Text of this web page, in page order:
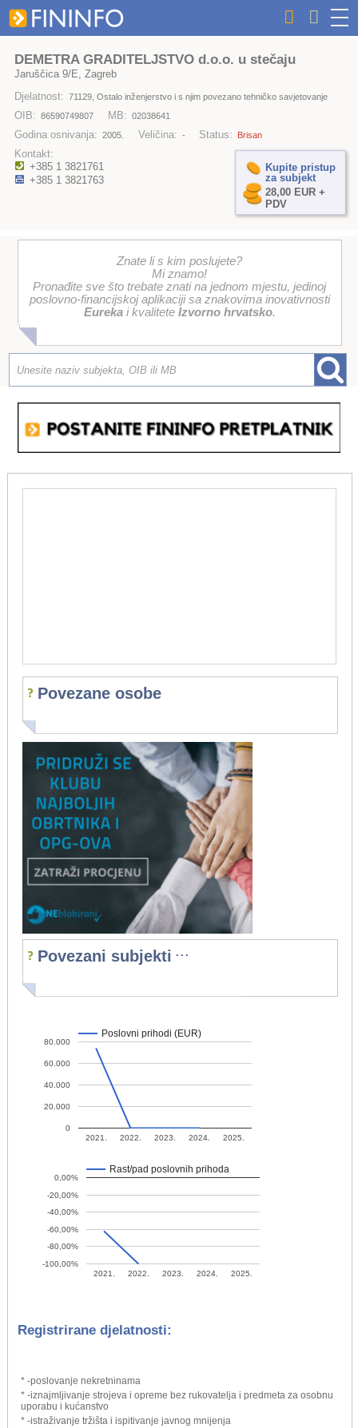
DEMETRA GRADITELJSTVO d.o.o. u stečaju
Jaruščica 9/E, Zagreb
Djelatnost: 71129, Ostalo inženjerstvo i s njim povezano tehničko savjetovanje
OIB: 86590749807 MB: 02038641
Godina osnivanja: 2005. Veličina: - Status: Brisan
Kontakt:
+385 1 3821761
+385 1 3821763
Kupite pristup
za subjekt
28,00 EUR +
PDV
Znate li s kim poslujete?
Mi znamo!
Pronađite sve što trebate znati na jednom mjestu, jedinoj
poslovno-financijskoj aplikaciji sa znakovima inovativnosti
Eurekai kvalitete Izvorno hrvatsko.
Povezane osobe
Povezani subjekti ...
Poslovni prihodi (EUR)
2021. 2022. 2023. 2024. 2025.
0
20.000
40.000
60.000
80.000
Rast/pad poslovnih prihoda
2021. 2022. 2023. 2024. 2025.
-100,00%
-80,00%
-60,00%
-40,00%
-20,00%
0,00%
Registrirane djelatnosti:
* -poslovanje nekretninama
* -iznajmljivanje strojeva i opreme bez rukovatelja i predmeta za osobnu
uporabu i kućanstvo
* -istraživanje tržišta i ispitivanje javnog mnijenja